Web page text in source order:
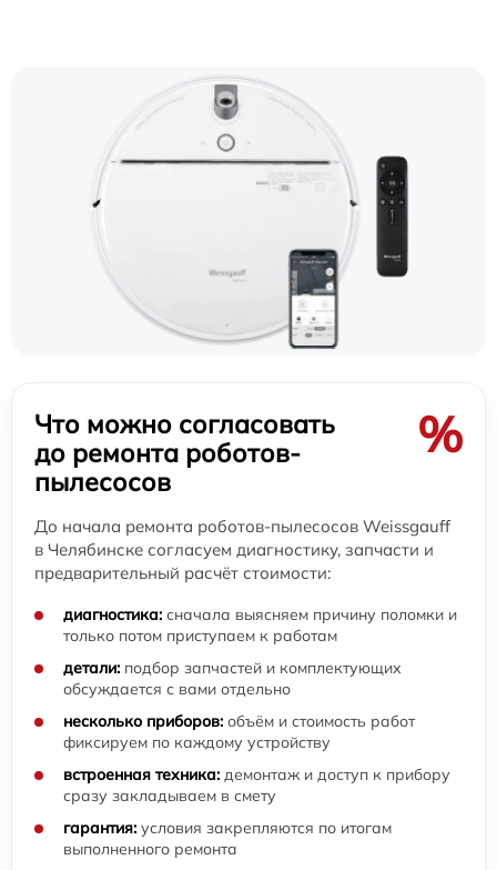
Что можно согласовать
до ремонта роботов-
пылесосов
%
До начала ремонта роботов-пылесосов Weissgauff
в Челябинске согласуем диагностику, запчасти и
предварительный расчёт стоимости:
диагностика: сначала выясняем причину поломки и
только потом приступаем к работам
детали: подбор запчастей и комплектующих
обсуждается с вами отдельно
несколько приборов: объём и стоимость работ
фиксируем по каждому устройству
встроенная техника: демонтаж и доступ к прибору
сразу закладываем в смету
гарантия: условия закрепляются по итогам
выполненного ремонта